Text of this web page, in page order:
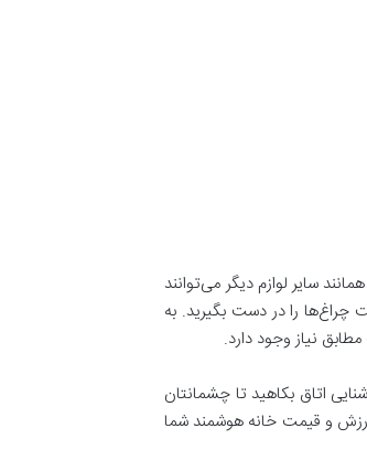
سایر لوازم دیگر می‌توانند
چراغ‌ها را در دست بگیرید. به
نیاز وجود دارد.
اتاق بکاهید تا چشمانتان
ارزش و قیمت خانه هوشمند شما